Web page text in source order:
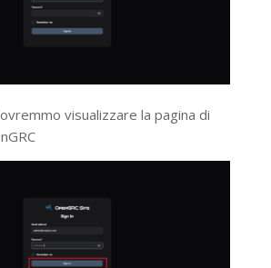
visualizzare la pagina di